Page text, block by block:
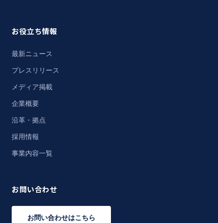
お役立ち情報
最新ニュース
プレスリリース
メディア掲載
企業概要
沿革・拠点
採用情報
事業内容一覧
お問い合わせ
お問い合わせはこちら